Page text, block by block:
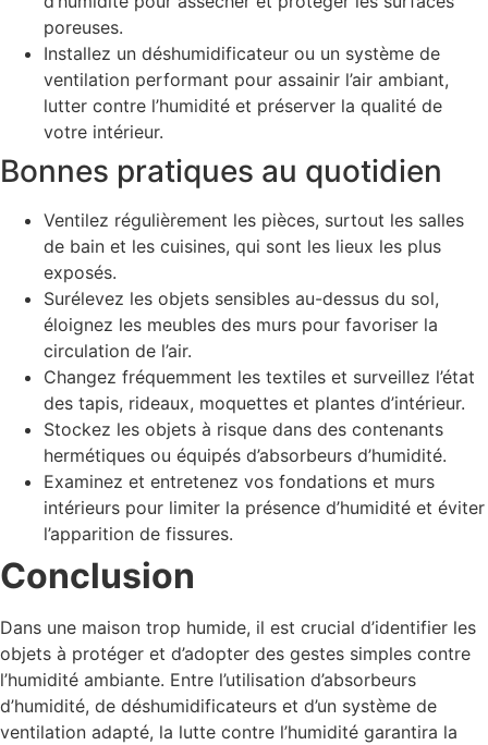
poreuses.
Installez un déshumidificateur ou un système de
ventilation performant pour assainir l’air ambiant,
lutter contre l’humidité et préserver la qualité de
votre intérieur.
Bonnes pratiques au quotidien
Ventilez régulièrement les pièces, surtout les salles
de bain et les cuisines, qui sont les lieux les plus
exposés.
Surélevez les objets sensibles au-dessus du sol,
éloignez les meubles des murs pour favoriser la
circulation de l’air.
Changez fréquemment les textiles et surveillez l’état
des tapis, rideaux, moquettes et plantes d’intérieur.
Stockez les objets à risque dans des contenants
hermétiques ou équipés d’absorbeurs d’humidité.
Examinez et entretenez vos fondations et murs
intérieurs pour limiter la présence d’humidité et éviter
l’apparition de fissures.
Conclusion
Dans une maison trop humide, il est crucial d’identifier les
objets à protéger et d’adopter des gestes simples contre
l’humidité ambiante. Entre l’utilisation d’absorbeurs
d’humidité, de déshumidificateurs et d’un système de
ventilation adapté, la lutte contre l’humidité garantira la